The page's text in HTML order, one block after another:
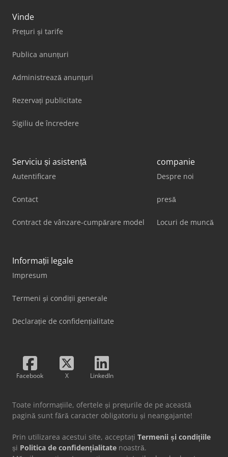
Vinde
Prețuri și tarife
Publica anunțuri
Administrează anunțuri
Rezervați publicitate
Sigiliu de încredere
Serviciu și asistență
Autentificare
Contact
Contract de vânzare-cumpărare model
companie
Despre noi
presă
Locuri de muncă
Informații legale
Impresum
Termeni și condiții generale
Declarație de confidențialitate
Facebook X LinkedIn
Toate informațiile, ofertele și prețurile de pe această
pagină sunt fără caracter obligatoriu și neangajante!
Prin utilizarea acestui site, acceptați Termenii și condițiile
și Politica de confidențialitate noastră.